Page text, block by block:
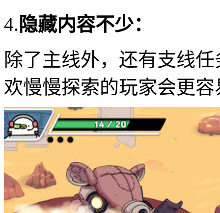
4. 隐藏内容不少：
除了主线外，还有支线
欢慢慢探索的玩家会更